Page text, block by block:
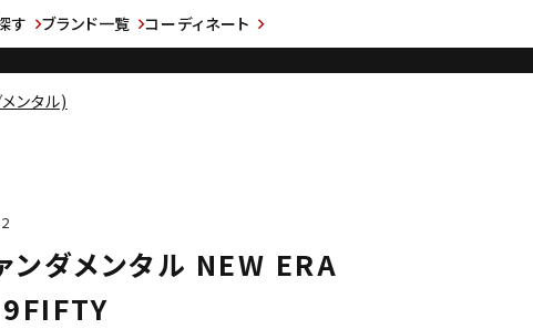
す ブランド一覧
コーディネート
ンタル)
ンダメンタル NEW ERA